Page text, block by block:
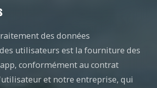
des données
utilisateurs est la fourniture des
conformément au contrat
et notre entreprise, qui